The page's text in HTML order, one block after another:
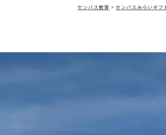
センバス教育 センバスみらいギフ